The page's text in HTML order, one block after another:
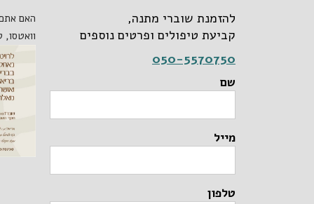
להזמנת שוברי מתנה,
קביעת טיפולים ופרטים נוספים
050-5570750
שם
מייל
טלפון
האם
וואטסו,